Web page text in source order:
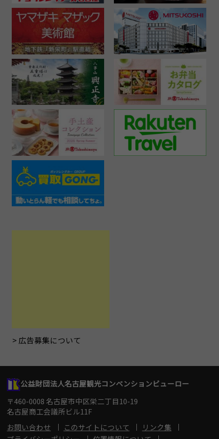
広告募集について
公益財団法人名古屋観光コンベンションビューロー
〒460-0008 名古屋市中区栄二丁目10-19
名古屋商工会議所ビル11F
お問い合わせ
このサイトについて
リンク集